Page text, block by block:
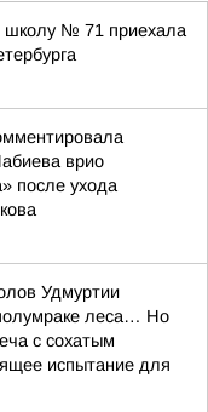
школу № 71 приехала
врио
после ухода
Удмуртии
леса… Но
с сохатым
испытание для